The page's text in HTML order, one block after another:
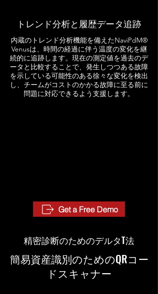
トレンド分析と履歴データ追跡
内蔵のトレンド分析機能を備えたNaviPdM®
Venusは、時間の経過に伴う温度の変化を継
続的に追跡します。現在の測定値を過去のデ
ータと比較することで、発生しつつある故障
を示している可能性のある徐々な変化を検出
し、チームがコストのかかる故障に至る前に
問題に対応できるよう支援します。
Get a Free Demo
精密診断のためのデルタT法
簡易資産識別のためのQRコー
ドスキャナー